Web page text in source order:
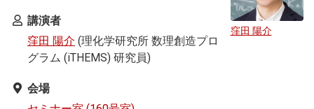
窪田 陽介
講演者
窪田 陽介 (理化学研究所 数理創造プロ
グラム (iTHEMS) 研究員)
会場